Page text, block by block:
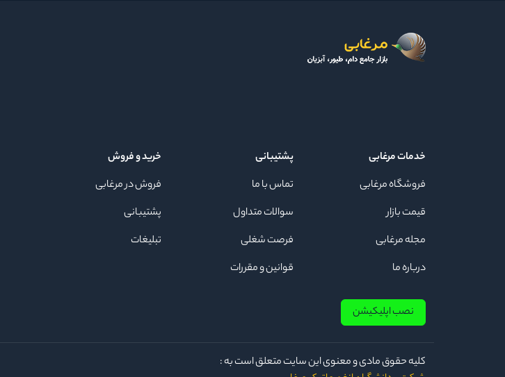
خدمات مرغابی
فروشگاه مرغابی
قیمت بازار
مجله مرغابی
درباره ما
پشتیبانی
تماس با ما
سوالات متداول
فرصت شغلی
قوانین و مقررات
خرید و فروش
فروش در مرغابی
پشتیبانی
تبلیغات
نصب اپلیکیشن
كلیه حقوق مادی و معنوی این سایت متعلق است به :